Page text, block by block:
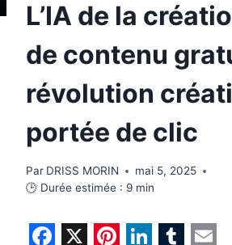
L’IA de la
de contenu
révolution
portée de clic
Par DRISS MORIN
mai 5, 2025
🕒 Durée estimée : 9 min